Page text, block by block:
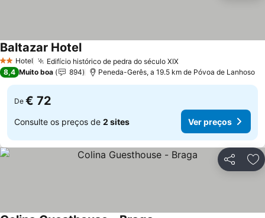
2 Estrelas
Hotel Edifício histórico de pedra do século XIXVer preços
Baltazar HotelVer preços
8,4 Muito boa 894 Peneda-Gerês, a 19.5 km de Póvoa de Lanhoso
De € 72
Consulte os preços de 2 sites Ver preços
Partilhar